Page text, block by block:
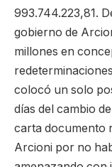
993.744.223,81.
gobierno de
millones en
colocó un solo
días del cambio
carta documento
Arcioni por no